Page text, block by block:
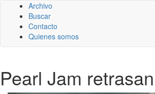
Archivo
Buscar
Contacto
Quienes somos
Pearl Jam